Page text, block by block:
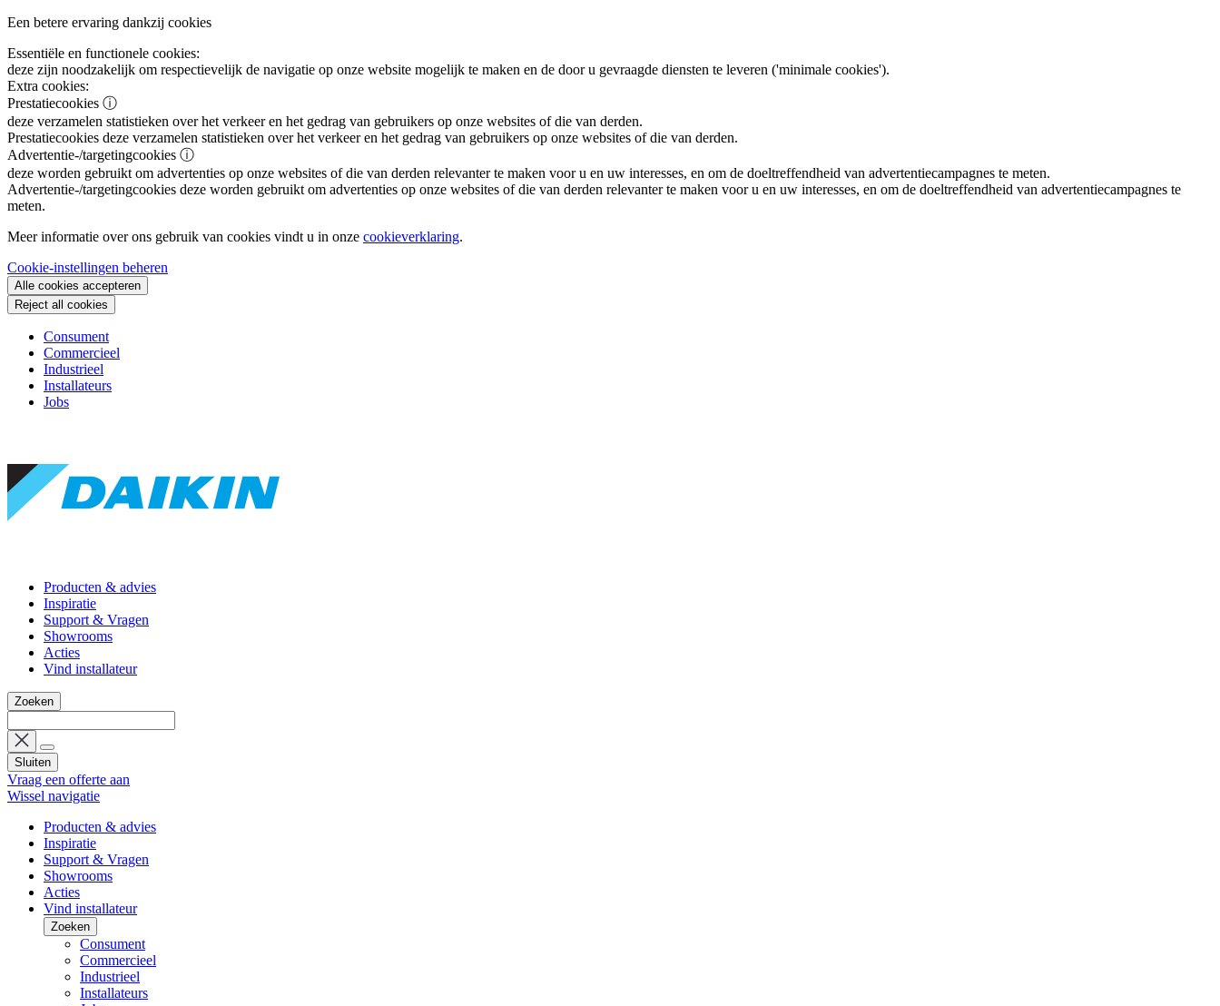
Een betere ervaring dankzij cookies
Essentiële en functionele cookies:
deze zijn noodzakelijk om respectievelijk de navigatie op onze website mogelijk te maken en de door u gevraagde diensten te leveren ('minimale cookies').
Extra cookies:
Prestatiecookies ⓘ
deze verzamelen statistieken over het verkeer en het gedrag van gebruikers op onze websites of die van derden.
Prestatiecookies deze verzamelen statistieken over het verkeer en het gedrag van gebruikers op onze websites of die van derden.
Advertentie-/targetingcookies ⓘ
deze worden gebruikt om advertenties op onze websites of die van derden relevanter te maken voor u en uw interesses, en om de doeltreffendheid van advertentiecampagnes te meten.
Advertentie-/targetingcookies deze worden gebruikt om advertenties op onze websites of die van derden relevanter te maken voor u en uw interesses, en om de doeltreffendheid van advertentiecampagnes te
meten.
Meer informatie over ons gebruik van cookies vindt u in onze cookieverklaring.
Cookie-instellingen beheren
Alle cookies accepteren
Reject all cookies
Consument
Commercieel
Industrieel
Installateurs
Jobs
Producten & advies
Inspiratie
Support & Vragen
Showrooms
Acties
Vind installateur
Zoeken
Sluiten
Vraag een offerte aan
Wissel navigatie
Producten & advies
Inspiratie
Support & Vragen
Showrooms
Acties
Vind installateur
Zoeken
Consument
Commercieel
Industrieel
Installateurs